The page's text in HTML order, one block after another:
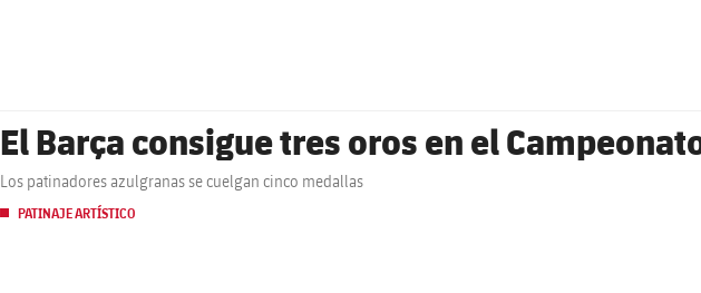
El Barça consigue tres oros en el
Los patinadores azulgranas se cuelgan cinco medallas
PATINAJE ARTÍSTICO